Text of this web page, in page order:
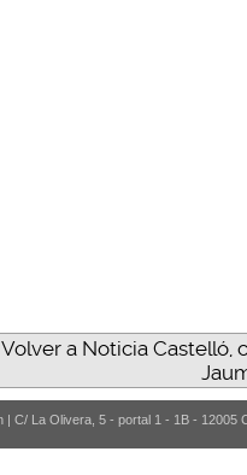
Volver a Noticia Castelló,
C/ La Olivera, 5 - portal 1 - 1B - 12005